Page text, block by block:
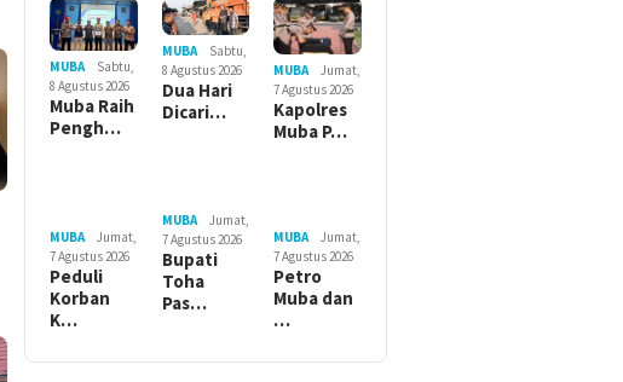
MUBA
Sabtu,
8 Agustus 2026
Muba Raih
Pengh…
MUBA
Sabtu,
8 Agustus 2026
Dua Hari
Dicari…
MUBA
Jumat,
7 Agustus 2026
Kapolres
Muba P…
MUBA
Jumat,
7 Agustus 2026
Peduli
Korban
K…
MUBA
Jumat,
7 Agustus 2026
Bupati
Toha
Pas…
MUBA
Jumat,
7 Agustus 2026
Petro
Muba dan
…